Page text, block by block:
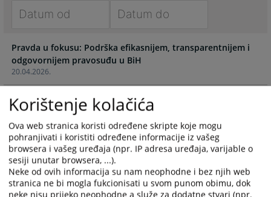
forward
to
interact
with
the
calendar
and
select
a
date.
Press
the
forward
to
with
the
calendar
and
select
a
date.
Press
the
20.04.2026.
Pravda u fokusu: Podrška efikasnijem, transparentnijem i
odgovornijem pravosuđu u BiH
Korištenje kolačića
Ova web stranica koristi određene skripte koje mogu
pohranjivati i koristiti određene informacije iz vašeg
browsera i vašeg uređaja (npr. IP adresa uređaja, varijable o
sesiji unutar browsera, ...).
Neke od ovih informacija su nam neophodne i bez njih web
stranica ne bi mogla fukcionisati u svom punom obimu, dok
neke nisu prijeko neophodne a služe za dodatne stvari (npr.